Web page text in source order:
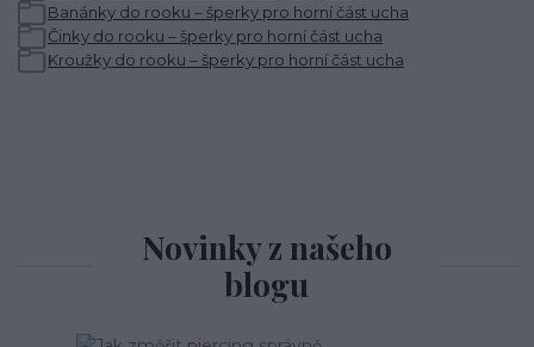
Banánky do rooku – šperky pro horní část ucha
Činky do rooku – šperky pro horní část ucha
Kroužky do rooku – šperky pro horní část ucha
Novinky z našeho
blogu